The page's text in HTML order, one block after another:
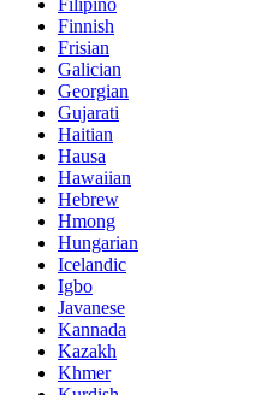
Filipino
Finnish
Frisian
Galician
Georgian
Gujarati
Haitian
Hausa
Hawaiian
Hebrew
Hmong
Hungarian
Icelandic
Igbo
Javanese
Kannada
Kazakh
Khmer